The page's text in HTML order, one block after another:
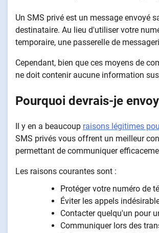
Un SMS privé est un message envoyé
destinataire. Au lieu d'utiliser votre
temporaire, une passerelle de
Cependant, bien que ces moyens de
ne doit contenir aucune information
Pourquoi devrais-je
Il y en a beaucoup raisons légitimes
SMS privés vous offrent un meilleur
permettant de communiquer
Les raisons courantes sont :
Protéger votre numéro de
Éviter les appels
Contacter quelqu'un pour
Communiquer lors des